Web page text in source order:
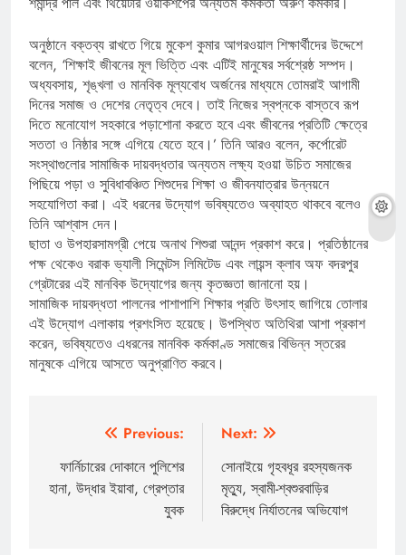
অনুষ্ঠানে বক্তব্য রাখতে গিয়ে মুকেশ কুমার আগরওয়াল শিক্ষার্থীদের উদ্দেশে
বলেন, ‘শিক্ষাই জীবনের মূল ভিত্তি এবং এটিই মানুষের সর্বশ্রেষ্ঠ সম্পদ।
অধ্যবসায়, শৃঙ্খলা ও মানবিক মূল্যবোধ অর্জনের মাধ্যমে তোমরাই আগামী
দিনের সমাজ ও দেশের নেতৃত্ব দেবে। তাই নিজের স্বপ্নকে বাস্তবে রূপ
দিতে মনোযোগ সহকারে পড়াশোনা করতে হবে এবং জীবনের প্রতিটি ক্ষেত্রে
সততা ও নিষ্ঠার সঙ্গে এগিয়ে যেতে হবে।’ তিনি আরও বলেন, কর্পোরেট
সংস্থাগুলোর সামাজিক দায়বদ্ধতার অন্যতম লক্ষ্য হওয়া উচিত সমাজের
পিছিয়ে পড়া ও সুবিধাবঞ্চিত শিশুদের শিক্ষা ও জীবনযাত্রার উন্নয়নে
সহযোগিতা করা। এই ধরনের উদ্যোগ ভবিষ্যতেও অব্যাহত থাকবে বলেও
তিনি আশ্বাস দেন।
ছাতা ও উপহারসামগ্রী পেয়ে অনাথ শিশুরা আনন্দ প্রকাশ করে। প্রতিষ্ঠানের
পক্ষ থেকেও বরাক ভ্যালী সিমেন্টস লিমিটেড এবং লায়ন্স ক্লাব অফ বদরপুর
গ্রেটারের এই মানবিক উদ্যোগের জন্য কৃতজ্ঞতা জানানো হয়।
সামাজিক দায়বদ্ধতা পালনের পাশাপাশি শিক্ষার প্রতি উৎসাহ জাগিয়ে তোলার
এই উদ্যোগ এলাকায় প্রশংসিত হয়েছে। উপস্থিত অতিথিরা আশা প্রকাশ
করেন, ভবিষ্যতেও এধরনের মানবিক কর্মকাণ্ড সমাজের বিভিন্ন স্তরের
মানুষকে এগিয়ে আসতে অনুপ্রাণিত করবে।
navigation
Previous:
ফার্নিচারের দোকানে পুলিশের
হানা, উদ্ধার ইয়াবা, গ্রেপ্তার
যুবক
Next:
সোনাইয়ে গৃহবধূর রহস্যজনক
মৃত্যু, স্বামী-শ্বশুরবাড়ির
বিরুদ্ধে নির্যাতনের অভিযোগ